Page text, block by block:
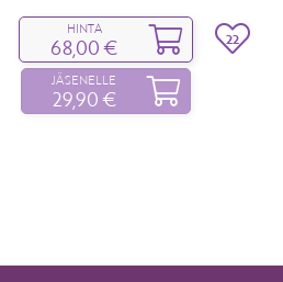
HINTA
68,00 €
JÄSENELLE
29,90 €
22